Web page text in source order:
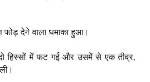
फोड़ देने वाला धमाका हुआ।
हिस्सों में फट गई और उसमें से एक तीव्र,